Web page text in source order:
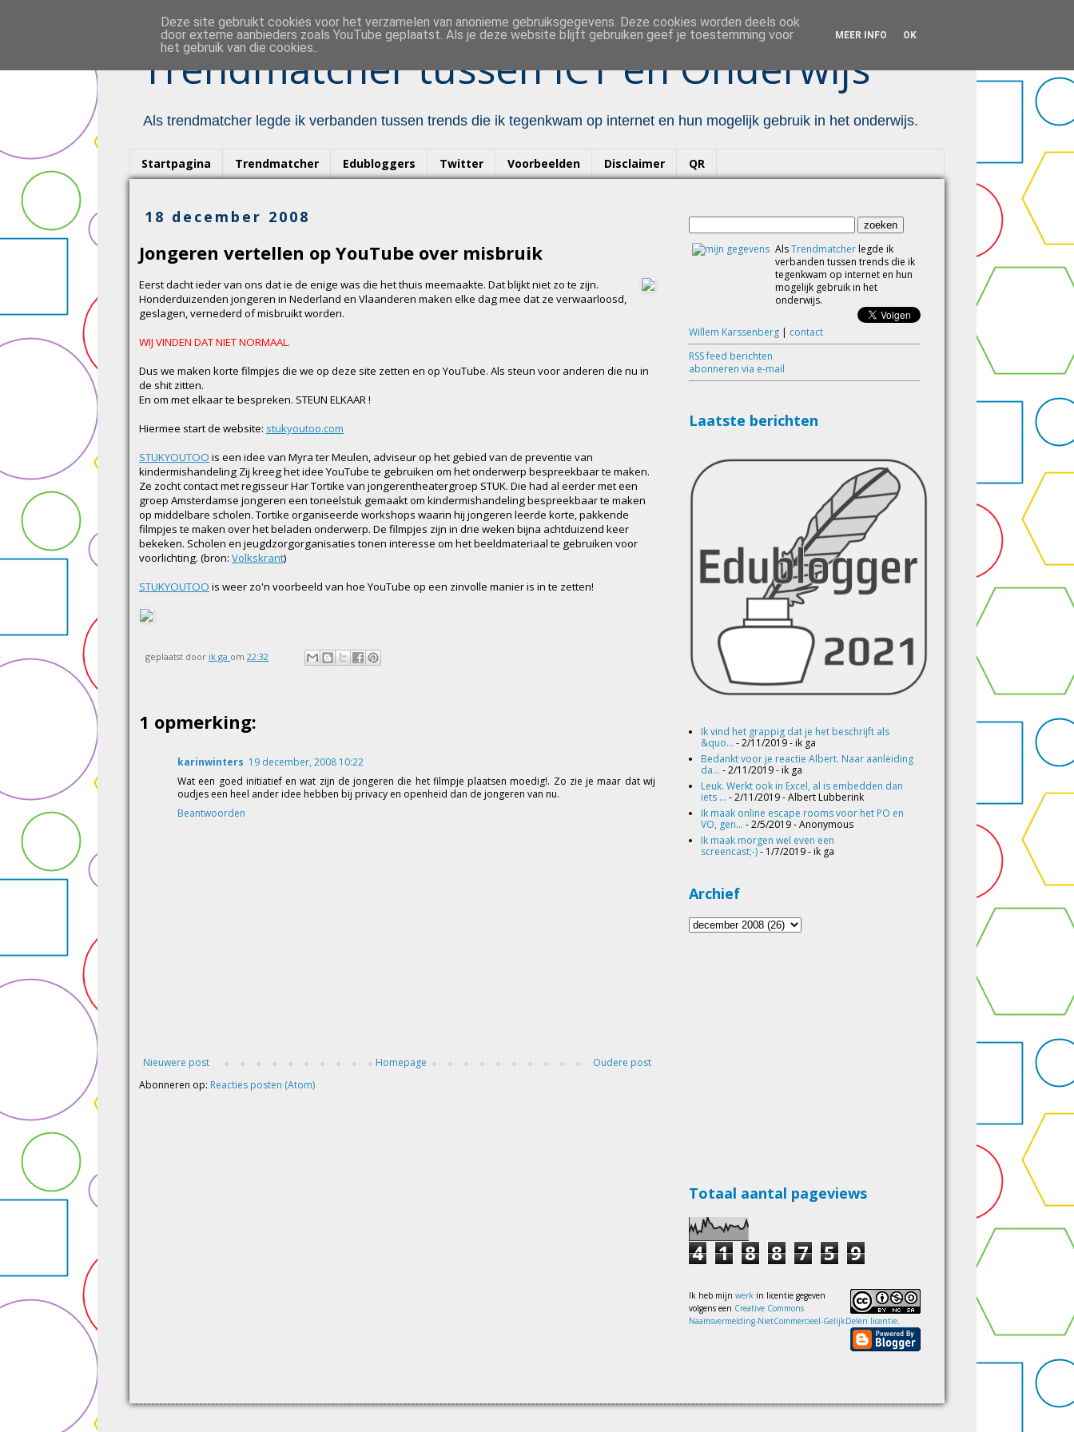
Trendmatcher tussen ICT en Onderwijs ™
Als trendmatcher legde ik verbanden tussen trends die ik tegenkwam op internet en hun mogelijk gebruik in het onderwijs.
Startpagina Trendmatcher Edubloggers Twitter Voorbeelden Disclaimer QR
18 december 2008
Jongeren vertellen op YouTube over misbruik
Eerst dacht ieder van ons dat ie de enige was die het thuis meemaakte. Dat blijkt niet zo te zijn.
Honderduizenden jongeren in Nederland en Vlaanderen maken elke dag mee dat ze verwaarloosd,
geslagen, vernederd of misbruikt worden.
WIJ VINDEN DAT NIET NORMAAL.
Dus we maken korte filmpjes die we op deze site zetten en op YouTube. Als steun voor anderen die nu in
de shit zitten.
En om met elkaar te bespreken. STEUN ELKAAR !
Hiermee start de website: stukyoutoo.com
STUKYOUTOO is een idee van Myra ter Meulen, adviseur op het gebied van de preventie van
kindermishandeling Zij kreeg het idee YouTube te gebruiken om het onderwerp bespreekbaar te maken.
Ze zocht contact met regisseur Har Tortike van jongerentheatergroep STUK. Die had al eerder met een
groep Amsterdamse jongeren een toneelstuk gemaakt om kindermishandeling bespreekbaar te maken
op middelbare scholen. Tortike organiseerde workshops waarin hij jongeren leerde korte, pakkende
filmpjes te maken over het beladen onderwerp. De filmpjes zijn in drie weken bijna achtduizend keer
bekeken. Scholen en jeugdzorgorganisaties tonen interesse om het beeldmateriaal te gebruiken voor
voorlichting. (bron: Volkskrant)
STUKYOUTOO is weer zo'n voorbeeld van hoe YouTube op een zinvolle manier is in te zetten!
geplaatst door ik ga om 22:32
1 opmerking:
karinwinters 19 december, 2008 10:22
Wat een goed initiatief en wat zijn de jongeren die het filmpje plaatsen moedig!. Zo zie je maar dat wij
oudjes een heel ander idee hebben bij privacy en openheid dan de jongeren van nu.
Beantwoorden
Nieuwere post Oudere post
Homepage
Abonneren op: Reacties posten (Atom)
AlsTrendmatcher legde ik
verbanden tussen trends die ik
tegenkwam op internet en hun
mogelijk gebruik in het
onderwijs.
Willem Karssenberg | contact
RSS feed berichten
abonneren via e-mail
Laatste berichten
Ik vind het grappig dat je het beschrijft als
&quo... - 2/11/2019- ik ga
Bedankt voor je reactie Albert. Naar aanleiding
da... - 2/11/2019- ik ga
Leuk. Werkt ook in Excel, al is embedden dan
iets ... - 2/11/2019- Albert Lubberink
Ik maak online escape rooms voor het PO en
VO, gen... - 2/5/2019- Anonymous
Ik maak morgen wel even een
screencast;-)- 1/7/2019- ik ga
Archief
Totaal aantal pageviews
4 1 8 8 7 5 9
Ik heb mijn werk in licentie gegeven
volgens een Creative Commons
Naamsvermelding-NietCommercieel-GelijkDelen licentie
Deze site gebruikt cookies voor het verzamelen van anonieme gebruiksgegevens. Deze cookies worden deels ook
door externe aanbieders zoals YouTube geplaatst. Als je deze website blijft gebruiken geef je toestemming voor
het gebruik van die cookies..
MEER INFO OK